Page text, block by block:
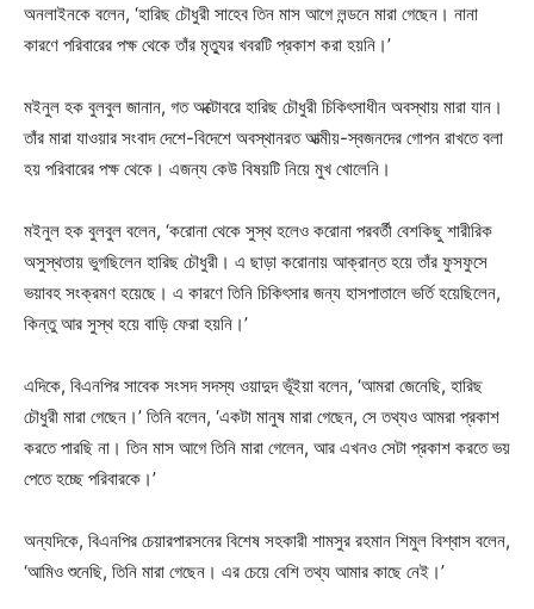
অনলাইনকে বলেন, ‘হারিছ চৌধুরী সাহেব তিন মাস আগে লন্ডনে মারা গেছেন। নানা
কারণে পরিবারের পক্ষ থেকে তাঁর মৃত্যুর খবরটি প্রকাশ করা হয়নি।’
মইনুল হক বুলবুল জানান, গত অক্টোবরে হারিছ চৌধুরী চিকিৎসাধীন অবস্থায় মারা যান।
তাঁর মারা যাওয়ার সংবাদ দেশে-বিদেশে অবস্থানরত আত্মীয়-স্বজনদের গোপন রাখতে বলা
হয় পরিবারের পক্ষ থেকে। এজন্য কেউ বিষয়টি নিয়ে মুখ খোলেনি।
মইনুল হক বুলবুল বলেন, ‘করোনা থেকে সুস্থ হলেও করোনা পরবর্তী বেশকিছু শারীরিক
অসুস্থতায় ভুগছিলেন হারিছ চৌধুরী। এ ছাড়া করোনায় আক্রান্ত হয়ে তাঁর ফুসফুসে
ভয়াবহ সংক্রমণ হয়েছে। এ কারণে তিনি চিকিৎসার জন্য হাসপাতালে ভর্তি হয়েছিলেন,
কিন্তু আর সুস্থ হয়ে বাড়ি ফেরা হয়নি।’
এদিকে, বিএনপির সাবেক সংসদ সদস্য ওয়াদুদ ভূঁইয়া বলেন, ‘আমরা জেনেছি, হারিছ
চৌধুরী মারা গেছেন।’ তিনি বলেন, ‘একটা মানুষ মারা গেছেন, সে তথ্যও আমরা প্রকাশ
করতে পারছি না। তিন মাস আগে তিনি মারা গেলেন, আর এখনও সেটা প্রকাশ করতে ভয়
পেতে হচ্ছে পরিবারকে।’
অন্যদিকে, বিএনপির চেয়ারপারসনের বিশেষ সহকারী শামসুর রহমান শিমুল বিশ্বাস বলেন,
‘আমিও শুনেছি, তিনি মারা গেছেন। এর চেয়ে বেশি তথ্য আমার কাছে নেই।’